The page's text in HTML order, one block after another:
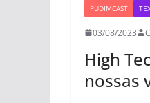
PUDIMCAST
03/08/2023
High
nossas